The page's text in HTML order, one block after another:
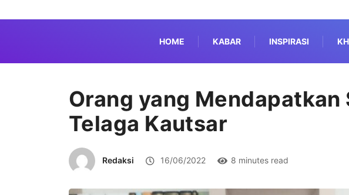
HOME KABAR INSPIRASI
Orang yang Mendapatkan
Telaga Kautsar
Redaksi 16/06/2022 8 minutes read